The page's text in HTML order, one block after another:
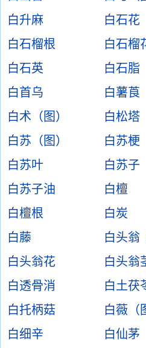
白升麻
白石花
白石榴根
白石榴
白石英
白石脂
白首乌
白薯莨
白术（图）
白松塔
白苏（图）
白苏梗
白苏叶
白苏子
白苏子油
白檀
白檀根
白炭
白藤
白头翁
白头翁花
白头翁
白透骨消
白土茯
白托柄菇
白薇（
白细辛
白仙茅